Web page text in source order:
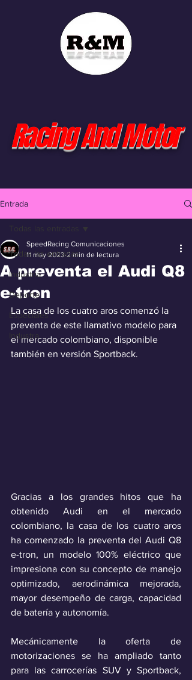
Racing And Motor
Entrada
Todas las entradas
Industria
Deporte
Especiales
Industra
Todas las entradas
A preventa el Audi Q8
e-tron
SpeedRacing Comunicaciones
11 may 2023 2 min de lectura
La casa de los cuatro aros comenzó la
preventa de este llamativo modelo para
el mercado colombiano, disponible
también en versión Sportback.
Gracias a los grandes hitos que ha
obtenido Audi en el mercado
colombiano, la casa de los cuatro aros
ha comenzado la preventa del Audi Q8
e-tron, un modelo 100% eléctrico que
impresiona con su concepto de manejo
optimizado, aerodinámica mejorada,
mayor desempeño de carga, capacidad
de batería y autonomía.
Mecánicamente la oferta de
motorizaciones se ha ampliado tanto
para las carrocerías SUV y Sportback,